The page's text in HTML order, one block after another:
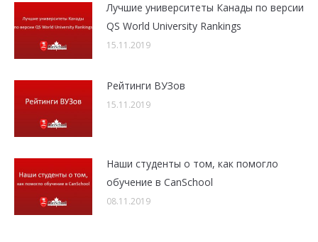
Лучшие университеты Канады по версии
QS World University Rankings
15.11.2019
Рейтинги ВУЗов
15.11.2019
Наши студенты о том, как помогло
обучение в CanSchool
08.11.2019